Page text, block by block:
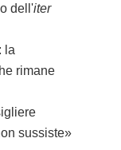
dell'iter
la
rimane
sussiste»